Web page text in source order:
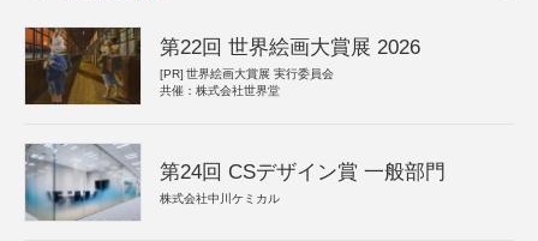
第22回 世界絵画大賞展 2026
[PR] 世界絵画大賞展 実行委員会
共催：株式会社世界堂
第24回 CSデザイン賞 一般部門
株式会社中川ケミカル